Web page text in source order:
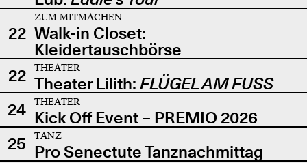
22
ZUM MITMACHEN
Walk-in Closet:
Kleidertauschbörse
22
THEATER
Theater Lilith: FLÜGEL AM FUSS
24
THEATER
Kick Off Event – PREMIO 2026
25
TANZ
Pro Senectute Tanznachmittag